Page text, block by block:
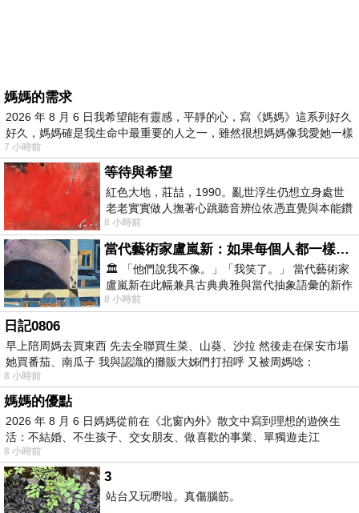
媽媽的需求
2026 年 8 月 6 日我希望能有靈感，平靜的心，寫《媽媽》這系列好久
好久，媽媽確是我生命中最重要的人之一，雖然很想媽媽像我愛她一樣
7 小時前
等待與希望
紅色大地，莊喆，1990。亂世浮生仍想立身處世
老老實實做人撫著心跳聽音辨位依憑直覺與本能鑽
向裂隙的亮處探索另一個心聲另一個共鳴的
8 小時前
當代藝術家盧嵐新：如果每個人都一樣，這世界該有多無聊？
🏛️ 「他們說我不像。」「我笑了。」 當代藝術家
盧嵐新在此幅兼具古典典雅與當代抽象語彙的新作
中，以沈靜的藍色空間為背景，描繪了
8 小時前
日記0806
早上陪周媽去買東西 先去全聯買生菜、山葵、沙拉 然後走在保安市場
她買番茄、南瓜子 我與認識的攤販大姊們打招呼 又被周媽唸：
8 小時前
媽媽的優點
2026 年 8 月 6 日媽媽從前在《北窗內外》散文中寫到理想的遊俠生
活：不結婚、不生孩子、交女朋友、做喜歡的事業、單獨遊走江
湖⋯⋯，
8 小時前
3
站台又玩嘢啦。真傷腦筋。